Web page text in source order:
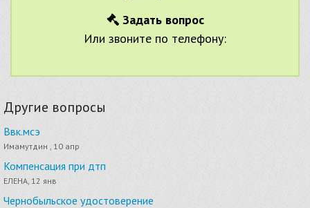
Задать вопрос
Или звоните по телефону:
Другие вопросы
Ввк.мсэ
Имамутдин , 10 апр
Компенсация при дтп
ЕЛЕНА, 12 янв
Чернобыльское удостоверение